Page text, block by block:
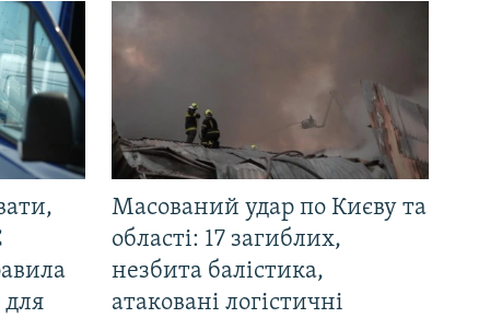
для
Масований удар по Києву та
області: 17 загиблих,
незбита балістика,
атаковані логістичні